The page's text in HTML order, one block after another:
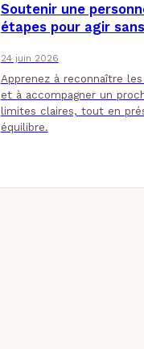
Soutenir une
étapes pour agir sans
24 juin 2026
Apprenez à reconnaître
et à accompagner un
limites claires, tout en
équilibre.